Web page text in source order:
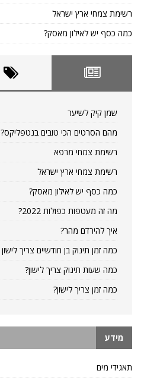
רשימת צמחי ארץ ישראל
כמה כסף יש לאילון מאסק?
שמן קיק לשיער
מהם הסרטים הכי טובים בנטפליקס?
רשימת צמחי מרפא
רשימת צמחי ארץ ישראל
כמה כסף יש לאילון מאסק?
מה זה מעטפות כפולות 2022?
איך להירדם מהר?
כמה זמן תינוק בן חודשיים צריך לישון
כמה שעות תינוק צריך לישון?
כמה זמן צריך לישון?
מידע
תאגידי מים